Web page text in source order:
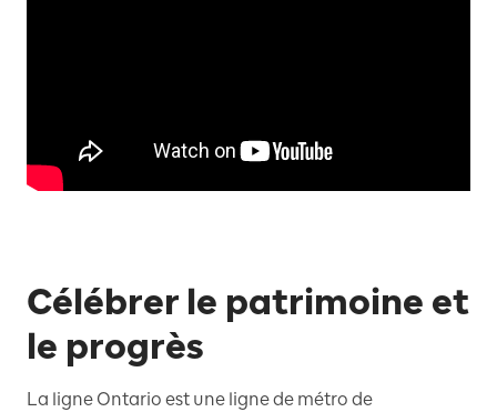
Célébrer le patrimoine et
le progrès
La ligne Ontario est une ligne de métro de